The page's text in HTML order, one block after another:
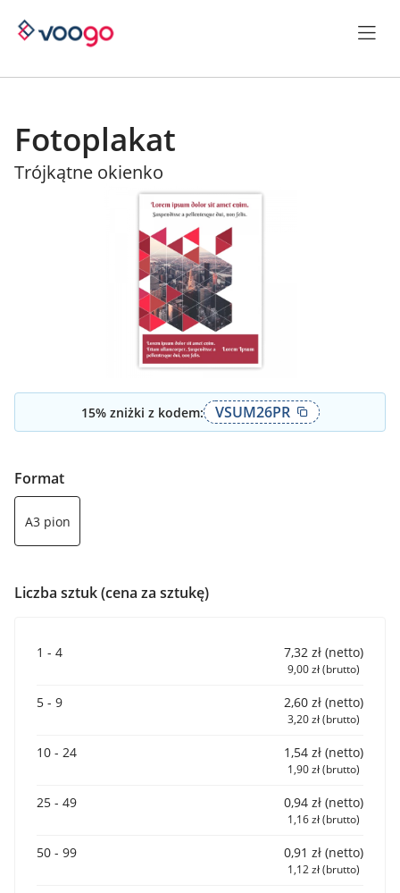
Fotoplakat
Trójkątne okienko
15% zniżki z kodem: VSUM26PR
Format
A3 pion
Liczba sztuk (cena za sztukę)
1 - 4 7,32 zł (netto)
9,00 zł (brutto)
5 - 9 2,60 zł (netto)
3,20 zł (brutto)
10 - 24 1,54 zł (netto)
1,90 zł (brutto)
25 - 49 0,94 zł (netto)
1,16 zł (brutto)
50 - 99 0,91 zł (netto)
1,12 zł (brutto)